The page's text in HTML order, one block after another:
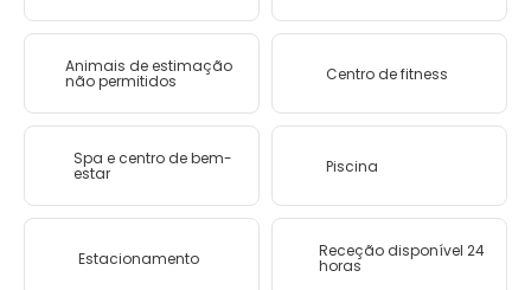
Animais de estimação
não permitidos Centro de fitness
Spa e centro de bem-
estar Piscina
Estacionamento Receção disponível 24
horas